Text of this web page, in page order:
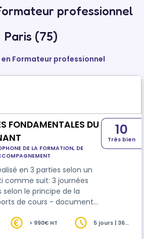
professionnel
Paris (75)
Formateur professionnel
FONDAMENTALES DU
DE LA FORMATION, DE
en 3 parties selon un
comme suit: 3 journées
selon le principe de la
de cours - documents
et post sessions et 2
10
Très bien
> 990€ HT
5 jours | 36